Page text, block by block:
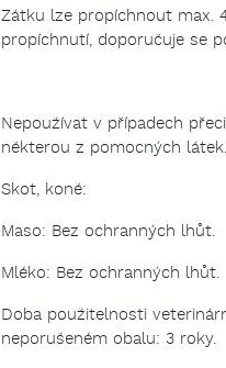
Zátku lze propíchnout max.
propíchnutí, doporučuje se
Nepoužívat v případech
některou z pomocných látek.
Skot, koně:
Maso: Bez ochranných lhůt.
Mléko: Bez ochranných lhůt.
Doba použitelnosti
neporušeném obalu: 3 roky.